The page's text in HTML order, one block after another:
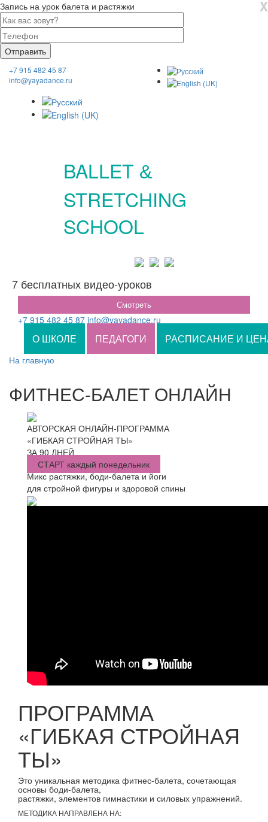
X
Запись на урок балета и растяжки
+7 915 482 45 87
info@yayadance.ru
BALLET &
STRETCHING
SCHOOL
7 бесплатных видео-уроков
Смотреть
+7 915 482 45 87 info@yayadance.ru
О ШКОЛЕ ПЕДАГОГИ РАСПИСАНИЕ И
На главную
ФИТНЕС-БАЛЕТ ОНЛАЙН
АВТОРСКАЯ ОНЛАЙН-ПРОГРАММА
«ГИБКАЯ СТРОЙНАЯ ТЫ»
ЗА 90 ДНЕЙ
СТАРТ каждый понедельник
Микс растяжки, боди-балета и йоги
для стройной фигуры и здоровой спины
ПРОГРАММА
«ГИБКАЯ СТРОЙНАЯ
ТЫ»
Это уникальная методика фитнес-балета, сочетающая
основы боди-балета,
растяжки, элементов гимнастики и силовых упражнений.
МЕТОДИКА НАПРАВЛЕНА НА: